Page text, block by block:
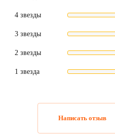
4 звезды
3 звезды
2 звезды
1 звезда
Написать отзыв